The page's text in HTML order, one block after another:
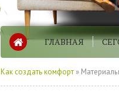
ГЛАВНАЯ
Как создать комфорт »